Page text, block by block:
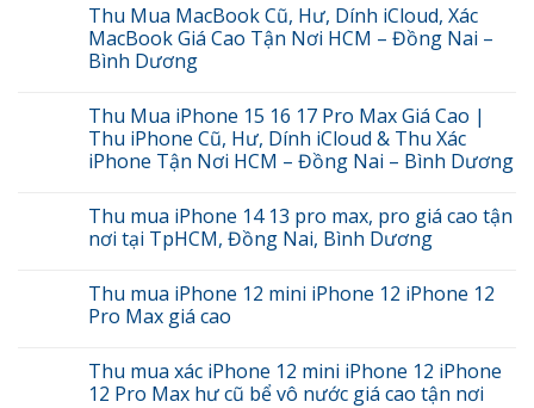
Thu Mua MacBook Cũ, Hư, Dính iCloud, Xác
MacBook Giá Cao Tận Nơi HCM – Đồng Nai –
Bình Dương
Thu Mua iPhone 15 16 17 Pro Max Giá Cao |
Thu iPhone Cũ, Hư, Dính iCloud & Thu Xác
iPhone Tận Nơi HCM – Đồng Nai – Bình Dương
Thu mua iPhone 14 13 pro max, pro giá cao tận
nơi tại TpHCM, Đồng Nai, Bình Dương
Thu mua iPhone 12 mini iPhone 12 iPhone 12
Pro Max giá cao
Thu mua xác iPhone 12 mini iPhone 12 iPhone
12 Pro Max hư cũ bể vô nước giá cao tận nơi